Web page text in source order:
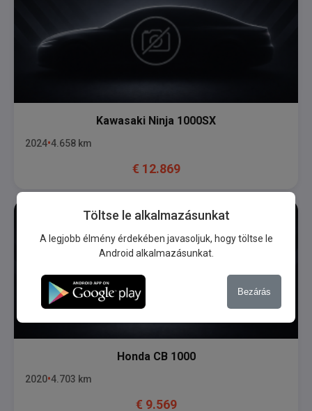
Kawasaki Ninja 1000SX
2024 4.658 km
€ 12.869
Honda CB 1000
2020 4.703 km
€ 9.569
Töltse le alkalmazásunkat
A legjobb élmény érdekében javasoljuk, hogy töltse le
Android alkalmazásunkat.
Bezárás